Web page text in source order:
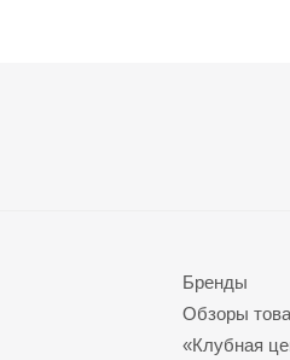
Бренды
Обзоры
«Клубная